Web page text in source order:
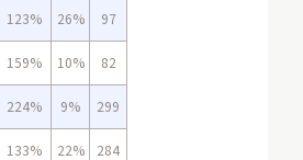
123% 26% 97
159% 10% 82
224% 9% 299
133% 22% 284